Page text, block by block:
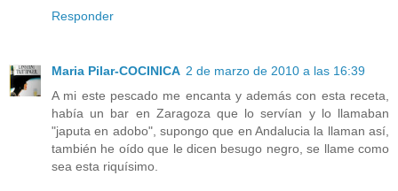
Responder
Maria Pilar-COCINICA 2 de marzo de 2010 a las 16:39
A mi este pescado me encanta y además con esta receta,
había un bar en Zaragoza que lo servían y lo llamaban
"japuta en adobo", supongo que en Andalucia la llaman así,
también he oído que le dicen besugo negro, se llame como
sea esta riquísimo.